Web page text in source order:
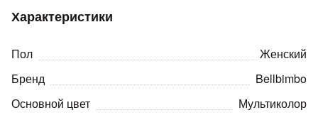
Характеристики
Пол
Женский
Бренд
Bellbimbo
Основной цвет
Мультиколор
Подробнее